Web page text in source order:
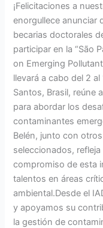
¡Felicitaciones a
enorgullece anunciar
becarias doctorales
participar en la “São
on Emerging
llevará a cabo del 2
Santos, Brasil, reúne
para abordar los
contaminantes
Belén, junto con
seleccionados,
compromiso de esta
talentos en áreas
ambiental.Desde el
y apoyamos su
la gestión de